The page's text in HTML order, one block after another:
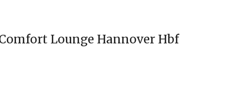
Lounge Hannover Hbf